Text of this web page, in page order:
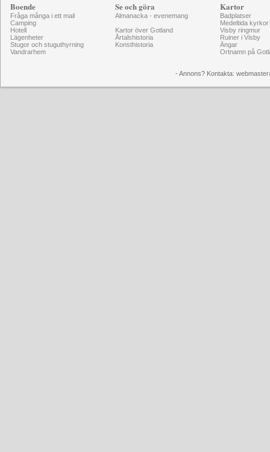
Boende
Fråga många i ett mail
Camping
Hotell
Lägenheter
Stugor och stuguthyrning
Vandrarhem
Se och göra
Almanacka - evenemang
Kartor över Gotland
Årtalshistoria
Konsthistoria
Kartor
Badplatser
Medeltida kyrkor
Visby ringmur
Ruiner i Visby
Ängar
Ortnamn på
- Annons? Kontakta: